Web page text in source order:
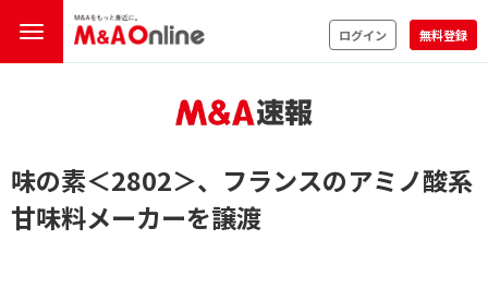
ログイン 無料登録
味の素＜2802＞、フランスのアミノ酸系
甘味料メーカーを譲渡